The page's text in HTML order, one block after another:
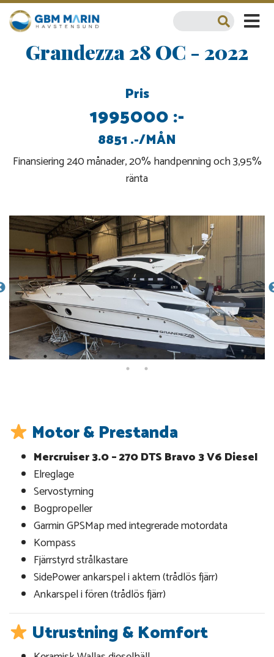
Grandezza 28 OC - 2022
Pris
1995000 :-
8851 .-/MÅN
Finansiering 240 månader, 20% handpenning och 3,95%
ränta
Motor & Prestanda
Mercruiser 3.0 – 270 DTS Bravo 3 V6 Diesel
Elreglage
Servostyrning
Bogpropeller
Garmin GPSMap med integrerade motordata
Kompass
Fjärrstyrd strålkastare
SidePower ankarspel i aktern (trådlös fjärr)
Ankarspel i fören (trådlös fjärr)
Utrustning & Komfort